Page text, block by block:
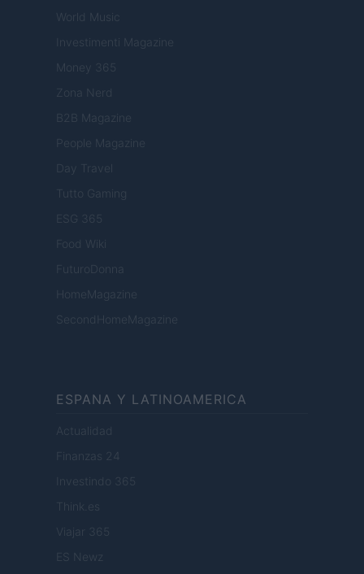
World Music
Investimenti Magazine
Money 365
Zona Nerd
B2B Magazine
People Magazine
Day Travel
Tutto Gaming
ESG 365
Food Wiki
FuturoDonna
HomeMagazine
SecondHomeMagazine
ESPANA Y LATINOAMERICA
Actualidad
Finanzas 24
Investindo 365
Think.es
Viajar 365
ES Newz